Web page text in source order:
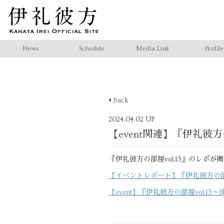
News Schedule Media Link Profile
Back
2024.04.02 UP
【event関連】『伊礼彼
『伊礼彼方の部屋vol.13』のレポが
【イベントレポート】『伊礼彼方
【event】『伊礼彼方の部屋vol.13